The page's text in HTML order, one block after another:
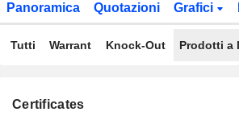
Panoramica Quotazioni Grafici
Tutti Warrant Knock-Out Prodotti a
Certificates